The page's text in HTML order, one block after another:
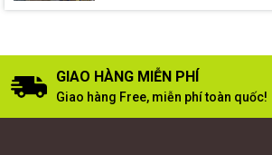
GIAO HÀNG MIỄN PHÍ
Giao hàng Free, miễn phí toàn quốc!